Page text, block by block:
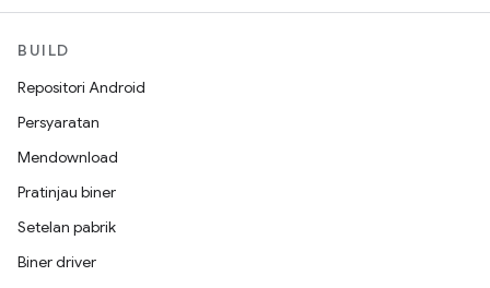
BUILD
Repositori Android
Persyaratan
Mendownload
Pratinjau biner
Setelan pabrik
Biner driver